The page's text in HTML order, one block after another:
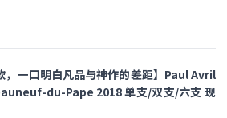
，一口明白凡品与神作的差距】Paul Avril
du-Pape 2018 单支/双支/六支 现